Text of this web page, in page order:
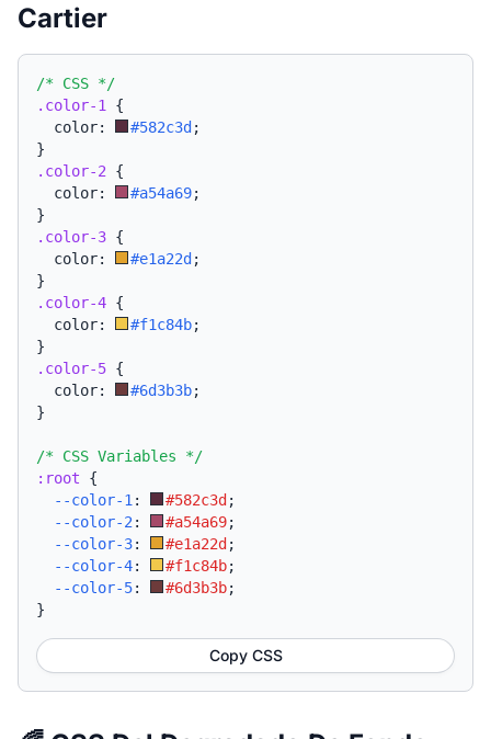
Cartier
/* CSS */
.color-1
{
  color:
#582c3d ;
}
.color-2 {
  color:
#a54a69;
}
.color-3 {
  color:
#e1a22d ;
}
.color-4 {
  color:
#f1c84b;
}
.color-5 {
  color:
#6d3b3b;
}
/* CSS Variables */
:root {
--color-1 : #582c3d ;
--color-2 : #a54a69;
--color-3: #e1a22d ;
--color-4: #f1c84b;
--color-5: #6d3b3b;
}
Copy CSS